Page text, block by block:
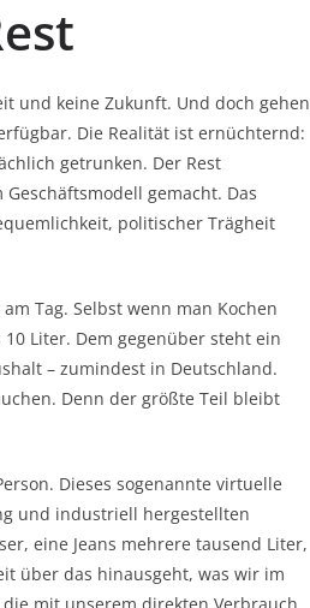
und keine Zukunft. Und doch gehen
Die Realität ist ernüchternd:
getrunken. Der Rest
gemacht. Das
politischer Trägheit
Tag. Selbst wenn man Kochen
Liter. Dem gegenüber steht ein
– zumindest in Deutschland.
Denn der größte Teil bleibt
Dieses sogenannte virtuelle
und industriell hergestellten
eine Jeans mehrere tausend Liter,
über das hinausgeht, was wir im